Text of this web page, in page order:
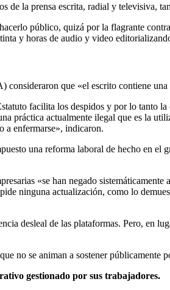
de la prensa escrita, radial y televisiva,
público, quizá por la flagrante
y horas de audio y video
que «el escrito contiene
facilita los despidos y por lo tanto
práctica actualmente ilegal que es la
a enfermarse», indicaron.
una reforma laboral de hecho en
«se han negado
ninguna actualización, como lo
desleal de las plataformas. Pero, en
no se animan a sostener
gestionado por sus trabajadores.